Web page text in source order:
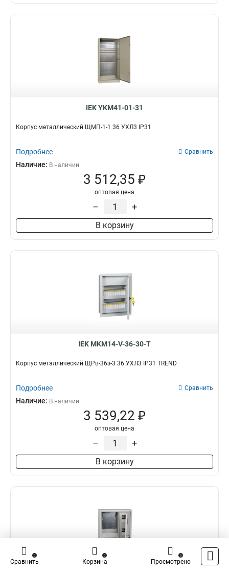
IEK YKM41-01-31
Корпус металлический ЩМП-1-1 36 УХЛ3 IP31
Подробнее Сравнить
Наличие: В наличии
3 512,35 ₽
оптовая цена
– +
В корзину
IEK MKM14-V-36-30-T
Корпус металлический ЩРв-36з-3 36 УХЛ3 IP31 TREND
Подробнее Сравнить
Наличие: В наличии
3 539,22 ₽
оптовая цена
– +
В корзину
Сравнить
0
Корзина
0
Просмотрено
0